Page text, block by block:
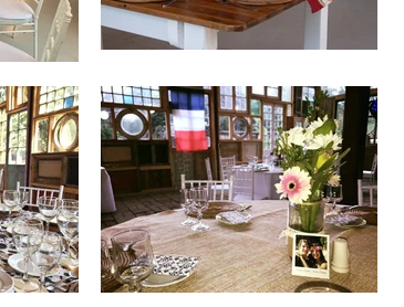
s fiestas
ón
Matrimonio
salon
matrimonio
boda
santiago
region
metro
´politana
cajon del
maipo san
jose de